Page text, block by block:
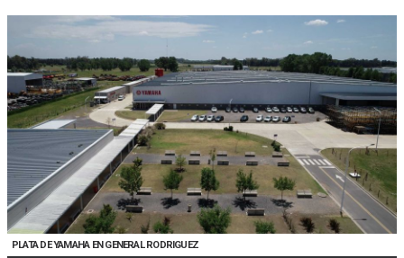
PLATA DE YAMAHA EN GENERAL RODRIGUEZ